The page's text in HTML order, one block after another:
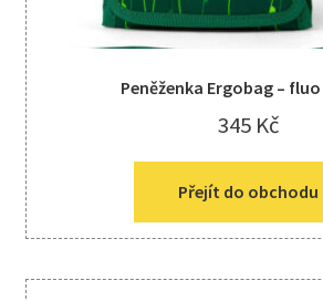
Peněženka Ergobag –
345 Kč
Přejít do obchodu